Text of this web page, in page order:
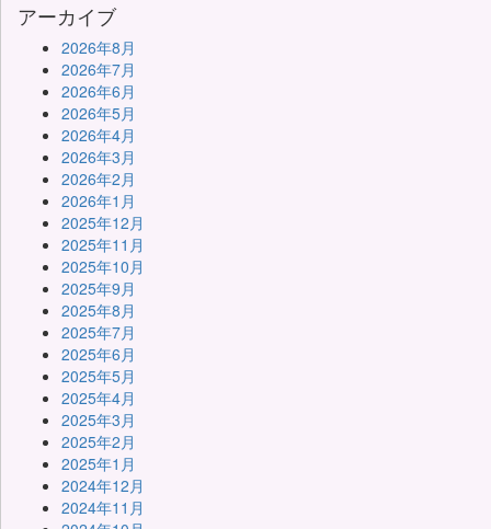
アーカイブ
2026年8月
2026年7月
2026年6月
2026年5月
2026年4月
2026年3月
2026年2月
2026年1月
2025年12月
2025年11月
2025年10月
2025年9月
2025年8月
2025年7月
2025年6月
2025年5月
2025年4月
2025年3月
2025年2月
2025年1月
2024年12月
2024年11月